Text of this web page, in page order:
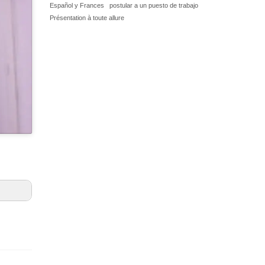
Español y Frances
postular a un puesto de trabajo
Présentation à toute allure